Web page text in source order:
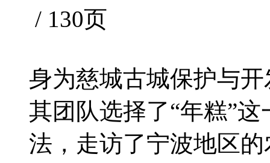
/ 130页
身为慈城古城保护与
其团队选择了“年糕”
法，走访了宁波地区